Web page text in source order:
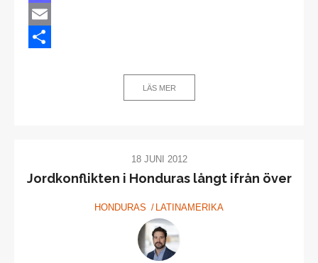
Mastodon
Email
LÄS MER
18 JUNI 2012
Jordkonflikten i Honduras långt ifrån över
HONDURAS LATINAMERIKA